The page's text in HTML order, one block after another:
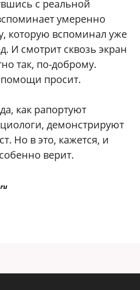
с реальной
умеренно
которую вспоминал уже
И смотрит сквозь экран
так, по-доброму.
просит.
как рапортуют
демонстрируют
Но в это, кажется, и
верит.